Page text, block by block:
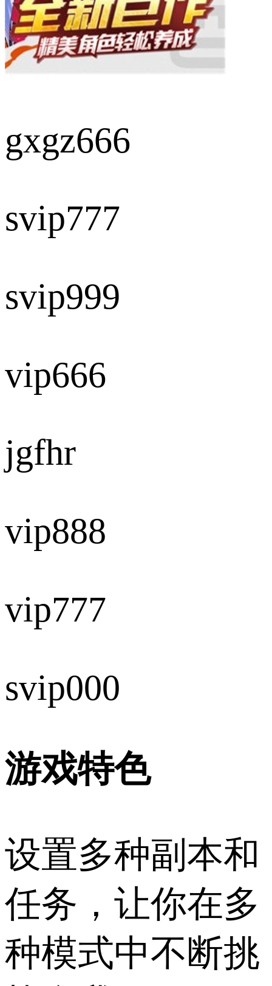
gxgz666
svip777
svip999
vip666
jgfhr
vip888
vip777
svip000
游戏特色
设置多种副本和
任务，让你在多
种模式中不断挑